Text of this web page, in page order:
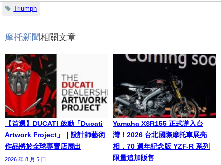
Triumph
摩托新聞相關文章
【首選】DUCATI 啟動「Ducati
Artwork Project」｜設計師藝術
作品將於全球專賣店展出
2026 年 8 月 6 日
Yamaha XSR155 正式導入台
灣！2026 台北國際摩托車展亮
相，70 週年紀念版 YZF-R 系列
限量追加販售